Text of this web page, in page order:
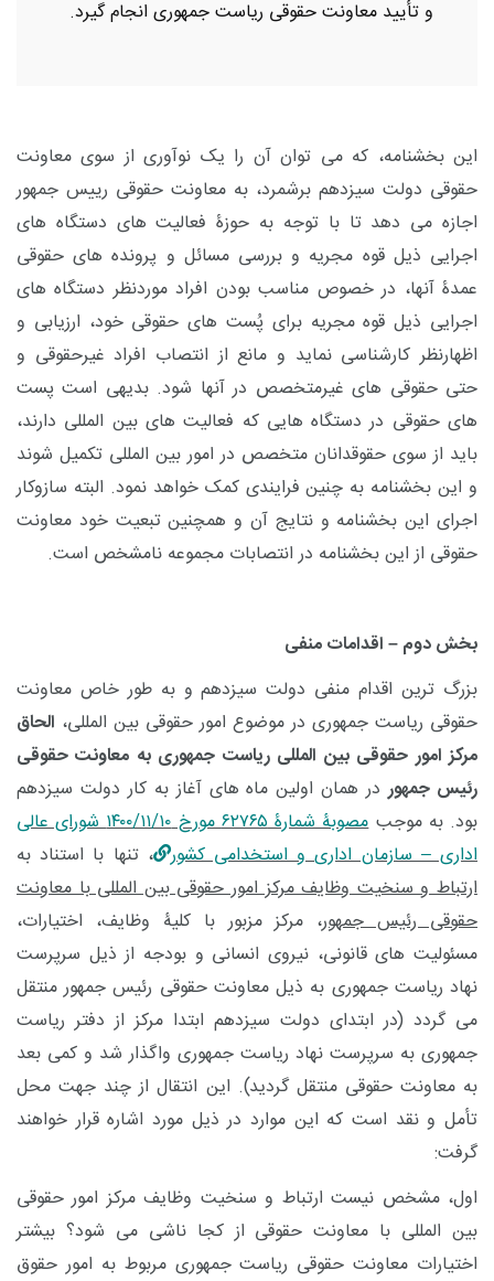
و تأیید معاونت حقوقی ریاست جمهوری انجام گیرد.
این بخشنامه، که می توان آن را یک نوآوری از سوی معاونت
حقوقی دولت سیزدهم برشمرد، به معاونت حقوقی رییس جمهور
اجازه می دهد تا با توجه به حوزۀ فعالیت های دستگاه های
اجرایی ذیل قوه مجریه و بررسی مسائل و پرونده های حقوقی
عمدۀ آنها، در خصوص مناسب بودن افراد موردنظر دستگاه های
اجرایی ذیل قوه مجریه برای پُست های حقوقی خود، ارزیابی و
اظهارنظر کارشناسی نماید و مانع از انتصاب افراد غیرحقوقی و
حتی حقوقی های غیرمتخصص در آنها شود. بدیهی است پست
های حقوقی در دستگاه هایی که فعالیت های بین المللی دارند،
باید از سوی حقوقدانان متخصص در امور بین المللی تکمیل شوند
و این بخشنامه به چنین فرایندی کمک خواهد نمود. البته سازوکار
اجرای این بخشنامه و نتایج آن و همچنین تبعیت خود معاونت
حقوقی از این بخشنامه در انتصابات مجموعه نامشخص است.
بخش دوم – اقدامات منفی
بزرگ ترین اقدام منفی دولت سیزدهم و به طور خاص معاونت
حقوقی ریاست جمهوری در موضوع امور حقوقی بین المللی، الحاق
مرکز امور حقوقی بین المللی ریاست جمهوری به معاونت حقوقی
رئیس جمهوردر همان اولین ماه های آغاز به کار دولت سیزدهم
بود. به موجب
مصوبۀ شمارۀ ۶۲۷۶۵ مورخ ۱۴۰۰/۱۱/۱۰ شورای عالی
اداری – سازمان اداری و استخدامی کشور ، تنها با استناد به
ارتباط و سنخیت وظایف مرکز امور حقوقی بین المللی با معاونت
حقوقی رئیس جمهور، مرکز مزبور با کلیۀ وظایف، اختیارات،
مسئولیت های قانونی، نیروی انسانی و بودجه از ذیل سرپرست
نهاد ریاست جمهوری به ذیل معاونت حقوقی رئیس جمهور منتقل
می گردد (در ابتدای دولت سیزدهم ابتدا مرکز از دفتر ریاست
جمهوری به سرپرست نهاد ریاست جمهوری واگذار شد و کمی بعد
به معاونت حقوقی منتقل گردید). این انتقال از چند جهت محل
تأمل و نقد است که این موارد در ذیل مورد اشاره قرار خواهند
گرفت:
اول، مشخص نیست ارتباط و سنخیت وظایف مرکز امور حقوقی
بین المللی با معاونت حقوقی از کجا ناشی می شود؟ بیشتر
اختیارات معاونت حقوقی ریاست جمهوری مربوط به امور حقوق